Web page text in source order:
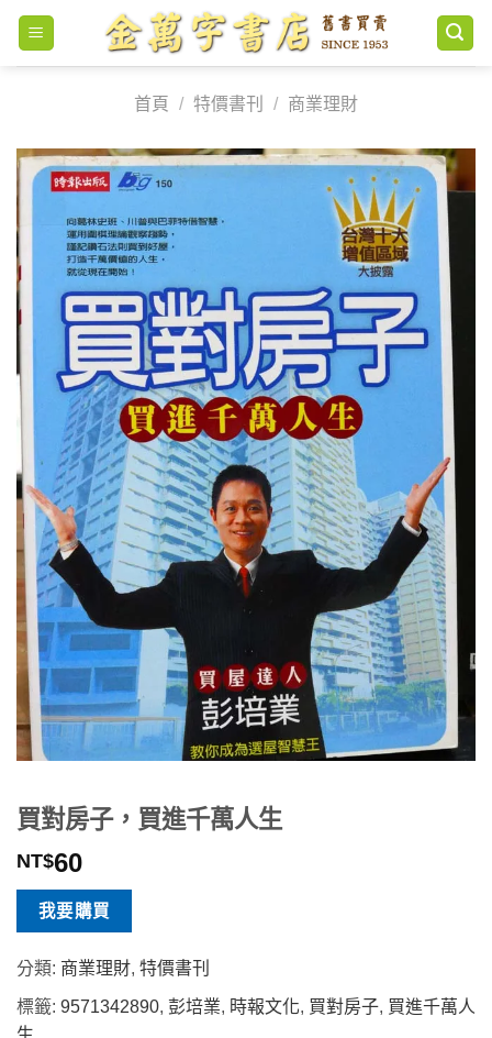
Skip
content
首頁
/ 特價書刊 / 商業理財
買對房子，買進千萬人生
NT$60
我要購買
分類: 商業理財, 特價書刊
標籤: 9571342890, 彭培業, 時報文化, 買對房子, 買進千萬人